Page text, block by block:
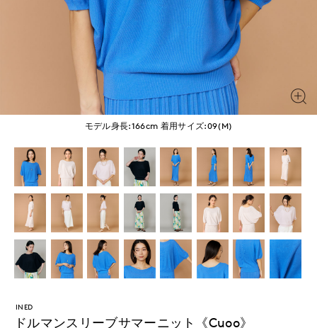
モデル身長:166cm 着用サイズ:09(M)
INED
ドルマンスリーブサマーニット《Cuoo》